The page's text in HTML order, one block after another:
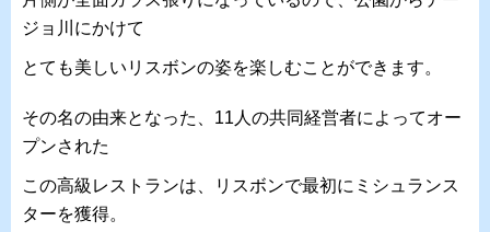
ジョ川にかけて
とても美しいリスボンの姿を楽しむことができます。
その名の由来となった、11人の共同経営者によってオー
プンされた
この高級レストランは、リスボンで最初にミシュランス
ターを獲得。